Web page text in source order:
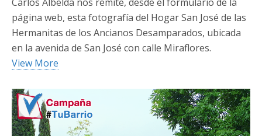
página web, esta fotografía del Hogar San José de las
Hermanitas de los Ancianos Desamparados, ubicada
en la avenida de San José con calle Miraflores.
View More